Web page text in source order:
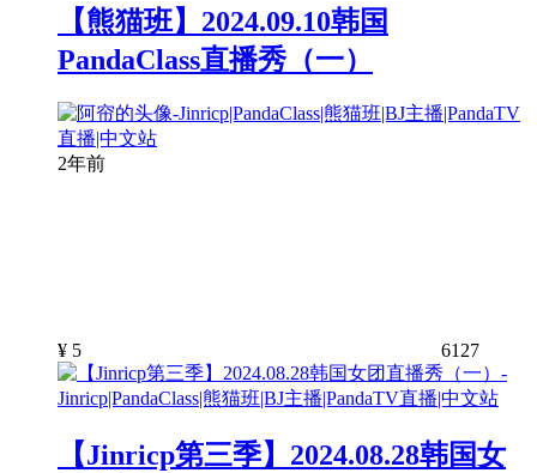
【熊猫班】2024.09.10韩国
PandaClass直播秀（一）
2年前
¥ 5 6127
【Jinricp第三季】2024.08.28韩国女